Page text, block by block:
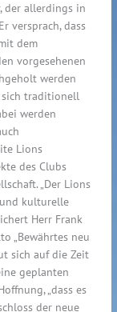
der allerdings in
versprach, dass
dem
vorgesehenen
werden
sich traditionell
werden
Lions
des Clubs
„Der Lions
kulturelle
Herr Frank
„Bewährtes neu
sich auf die Zeit
geplanten
„dass es
der neue